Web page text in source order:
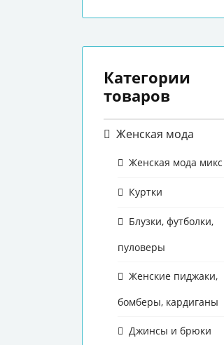
Категории
товаров
Женская мода
Женская мода микс
Куртки
Блузки, футболки,
пуловеры
Женские пиджаки,
бомберы, кардиганы
Джинсы и брюки